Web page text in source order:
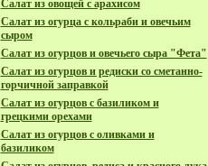
Салат из овощей с арахисом
Салат из огурца с кольраби и овечьим
сыром
Салат из огурцов и овечьего сыра "Фета"
Салат из огурцов и редиски со сметанно-
горчичной заправкой
Салат из огурцов с базиликом и
грецкими орехами
Салат из огурцов с оливками и
базиликом